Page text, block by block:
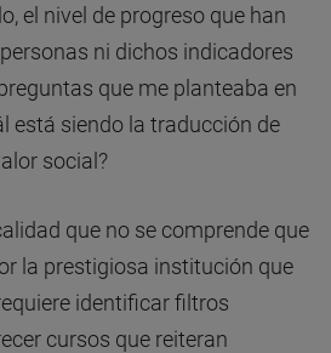
el nivel de progreso que han
ni dichos indicadores
que me planteaba en
está siendo la traducción de
social?
que no se comprende que
la prestigiosa institución que
identificar filtros
cursos que reiteran